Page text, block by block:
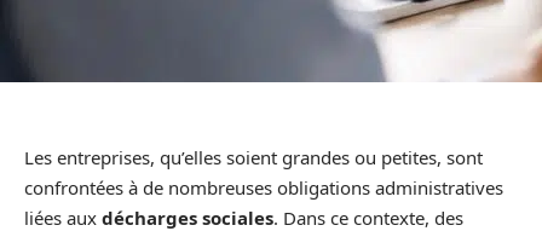
Les entreprises, qu’elles soient grandes ou petites, sont
confrontées à de nombreuses obligations administratives
liées aux décharges sociales. Dans ce contexte, des